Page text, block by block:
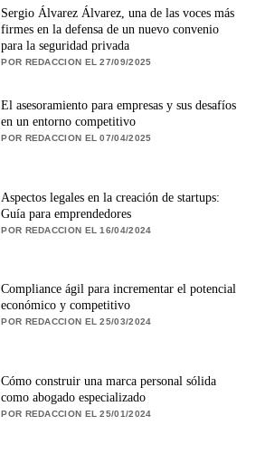
Sergio Álvarez Álvarez, una de las voces más
firmes en la defensa de un nuevo convenio
para la seguridad privada
POR REDACCION EL 27/09/2025
El asesoramiento para empresas y sus desafíos
en un entorno competitivo
POR REDACCION EL 07/04/2025
Aspectos legales en la creación de startups:
Guía para emprendedores
POR REDACCION EL 16/04/2024
Compliance ágil para incrementar el potencial
económico y competitivo
POR REDACCION EL 25/03/2024
Cómo construir una marca personal sólida
como abogado especializado
POR REDACCION EL 25/01/2024